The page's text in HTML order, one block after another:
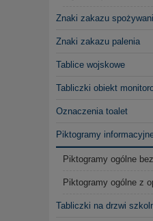
Znaki zakazu
Znaki zakazu palenia
Tablice wojskowe
Tabliczki obiekt
Oznaczenia toalet
Piktogramy
Piktogramy ogólne
Piktogramy ogólne z
Tabliczki na drzwi